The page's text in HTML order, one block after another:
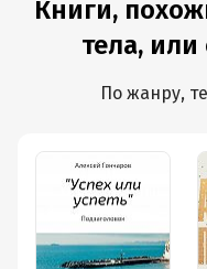
счастливым
Книги,
тела, или
По жанру,